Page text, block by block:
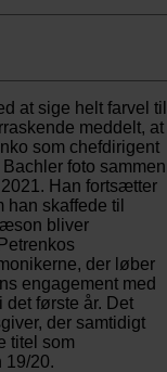
at sige helt farvel til
meddelt, at
som chefdirigent
foto sammen
Han fortsætter
han skaffede til
bliver
der løber
engagement med
første år. Det
der samtidigt
titel som
19/20.